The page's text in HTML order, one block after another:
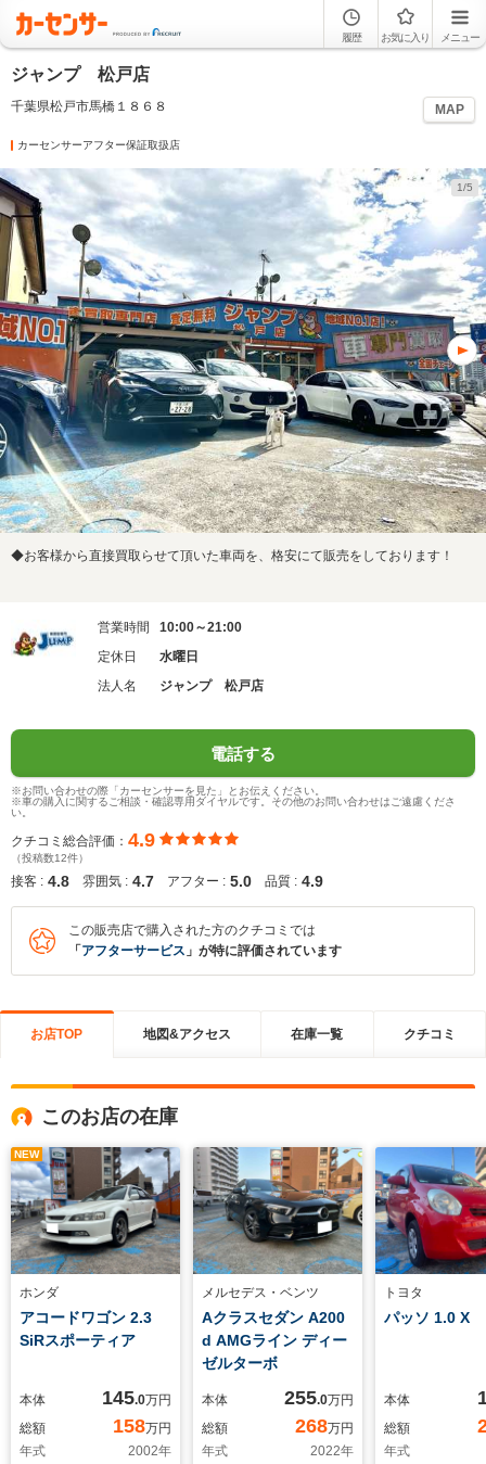
履歴 お気に入り メニュー
ジャンプ 松戸店
千葉県松戸市馬橋１８６８ MAP
カーセンサーアフター保証取扱店
1/5
◆お客様から直接買取らせて頂いた車両を、格安にて販売をしております！
営業時間
10:00～21:00
定休日
水曜日
法人名
ジャンプ 松戸店
電話する
※お問い合わせの際「カーセンサーを見た」とお伝えください。
※車の購入に関するご相談・確認専用ダイヤルです。その他のお問い合わせはご遠慮くださ
い。
クチコミ総合評価： 4.9
（投稿数12件）
接客 : 4.8 雰囲気 : 4.7 アフター : 5.0 品質 : 4.9
この販売店で購入された方のクチコミでは
「 アフターサービス 」が特に評価されています
お店TOP 地図&アクセス 在庫一覧 クチコミ
このお店の在庫
NEW
ホンダ
アコードワゴン 2.3
SiRスポーティア
本体 145.0万円
総額
158万円
年式
2002年
メルセデス・ベンツ
Aクラスセダン A200
d AMGライン ディー
ゼルターボ
本体 255.0万円
総額
268万円
年式
2022年
トヨタ
パッソ 1.0 X
本体
総額
年式